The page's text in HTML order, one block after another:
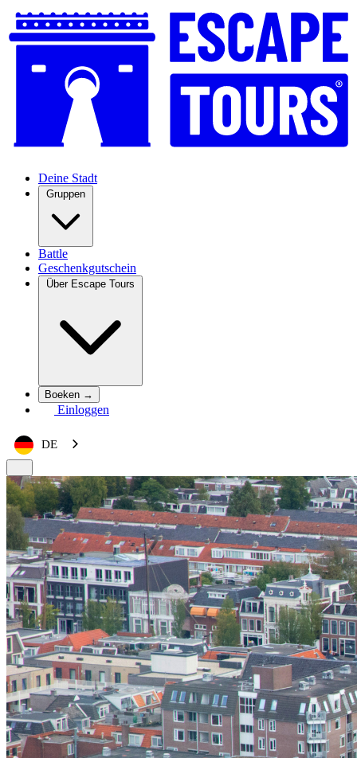
Deine Stadt
Gruppen
Battle
Geschenkgutschein
Über Escape Tours
Boeken →
Einloggen
DE